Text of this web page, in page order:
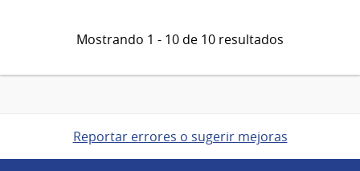
Mostrando 1 - 10 de 10 resultados
Reportar errores o sugerir mejoras